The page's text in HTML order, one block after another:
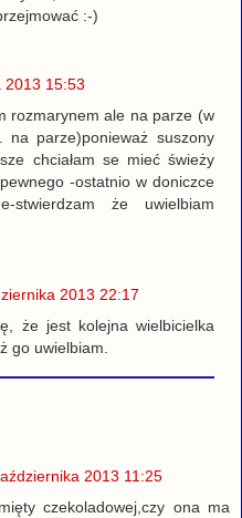
:-)
2013 15:53
rozmarynem ale na parze (w
na parze)ponieważ suszony
chciałam se mieć świeży
-ostatnio w doniczce
stwierdzam że uwielbiam
2013 22:17
że jest kolejna wielbicielka
go uwielbiam.
2013 11:25
czekoladowej,czy ona ma